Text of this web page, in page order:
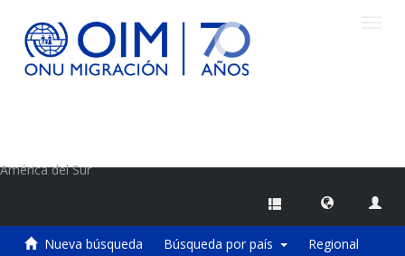
América del Sur
Nueva búsqueda Búsqueda por país Regional